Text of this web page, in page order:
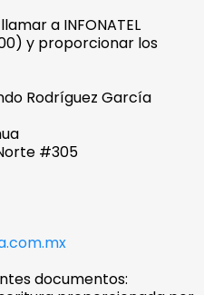
a INFONATEL
y proporcionar los
Rodríguez García
#305
documentos: